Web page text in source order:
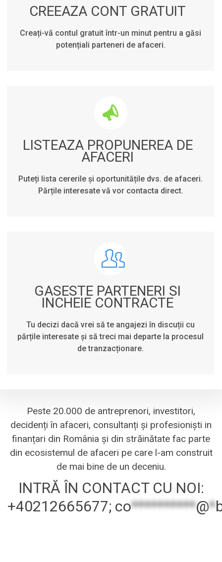
CREEAZA CONT GRATUIT
Creați-vă contul gratuit într-un minut pentru a găsi
potențiali parteneri de afaceri.
LISTEAZA PROPUNEREA DE
AFACERI
Puteți lista cererile și oportunitățile dvs. de afaceri.
Părțile interesate vă vor contacta direct.
GASESTE PARTENERI SI
INCHEIE CONTRACTE
Tu decizi dacă vrei să te angajezi în discuții cu
părțile interesate și să treci mai departe la procesul
de tranzacționare.
Peste 20.000 de antreprenori, investitori,
decidenți în afaceri, consultanți și profesioniști in
finanțari din România și din străinătate fac parte
din ecosistemul de afaceri pe care l-am construit
de mai bine de un deceniu.
INTRĂ ÎN CONTACT CU NOI:
+40212665677; co**********@*